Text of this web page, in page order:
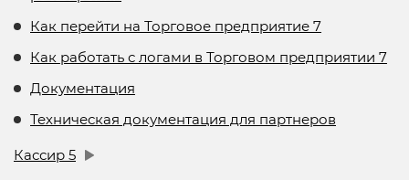
Как перейти на Торговое предприятие 7
Как работать с логами в Торговом предприятии 7
Документация
Техническая документация для партнеров
Кассир 5